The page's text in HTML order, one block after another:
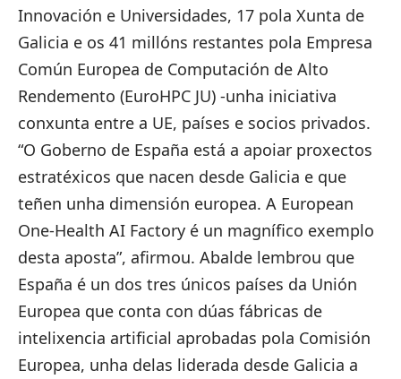
Innovación e Universidades, 17 pola Xunta de
Galicia e os 41 millóns restantes pola Empresa
Común Europea de Computación de Alto
Rendemento (EuroHPC JU) -unha iniciativa
conxunta entre a UE, países e socios privados.
“O Goberno de España está a apoiar proxectos
estratéxicos que nacen desde Galicia e que
teñen unha dimensión europea. A European
One-Health AI Factory é un magnífico exemplo
desta aposta”, afirmou. Abalde lembrou que
España é un dos tres únicos países da Unión
Europea que conta con dúas fábricas de
intelixencia artificial aprobadas pola Comisión
Europea, unha delas liderada desde Galicia a